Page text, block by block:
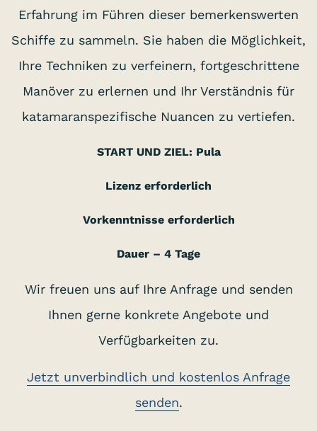
Erfahrung im Führen dieser bemerkenswerten
Schiffe zu sammeln. Sie haben die Möglichkeit,
Ihre Techniken zu verfeinern, fortgeschrittene
Manöver zu erlernen und Ihr Verständnis für
katamaranspezifische Nuancen zu vertiefen.
START UND ZIEL: Pula
Lizenz erforderlich
Vorkenntnisse erforderlich
Dauer – 4 Tage
Wir freuen uns auf Ihre Anfrage und senden
Ihnen gerne konkrete Angebote und
Verfügbarkeiten zu.
Jetzt unverbindlich und kostenlos Anfrage
senden.